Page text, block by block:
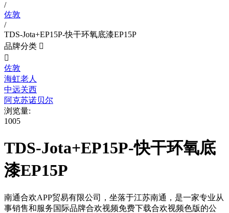
/
佐敦
/
TDS-Jota+EP15P-快干环氧底漆EP15P
品牌分类 

佐敦
海虹老人
中远关西
阿克苏诺贝尔
浏览量:
1005
TDS-Jota+EP15P-快干环氧底
漆EP15P
南通合欢APP贸易有限公司，坐落于江苏南通，是一家专业从
事销售和服务国际品牌合欢视频免费下载合欢视频色版的公